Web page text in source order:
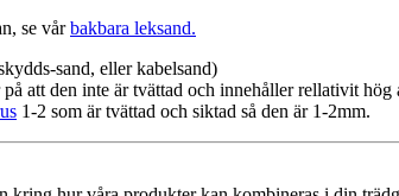
se vårbakbara leksand.
sand, eller kabelsand)
att den inte är tvättad och innehåller rellativit
1-2 som är tvättad och siktad så den är 1-2mm.